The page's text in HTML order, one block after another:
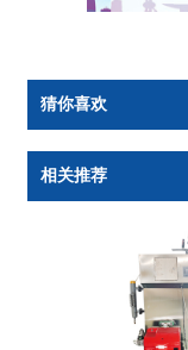
猜你喜欢
相关推荐